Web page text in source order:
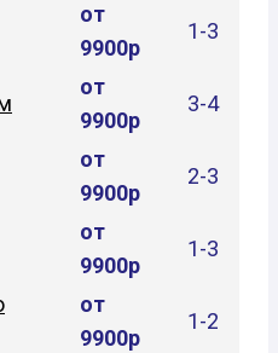
от
9900р
1-3
от
9900р
3-4
от
9900р
2-3
от
9900р
1-3
от
9900р
1-2